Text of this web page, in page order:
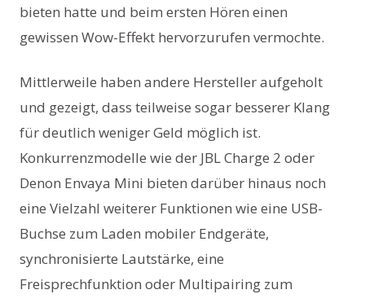
bieten hatte und beim ersten Hören einen
gewissen Wow-Effekt hervorzurufen vermochte.
Mittlerweile haben andere Hersteller aufgeholt
und gezeigt, dass teilweise sogar besserer Klang
für deutlich weniger Geld möglich ist.
Konkurrenzmodelle wie der JBL Charge 2 oder
Denon Envaya Mini bieten darüber hinaus noch
eine Vielzahl weiterer Funktionen wie eine USB-
Buchse zum Laden mobiler Endgeräte,
synchronisierte Lautstärke, eine
Freisprechfunktion oder Multipairing zum